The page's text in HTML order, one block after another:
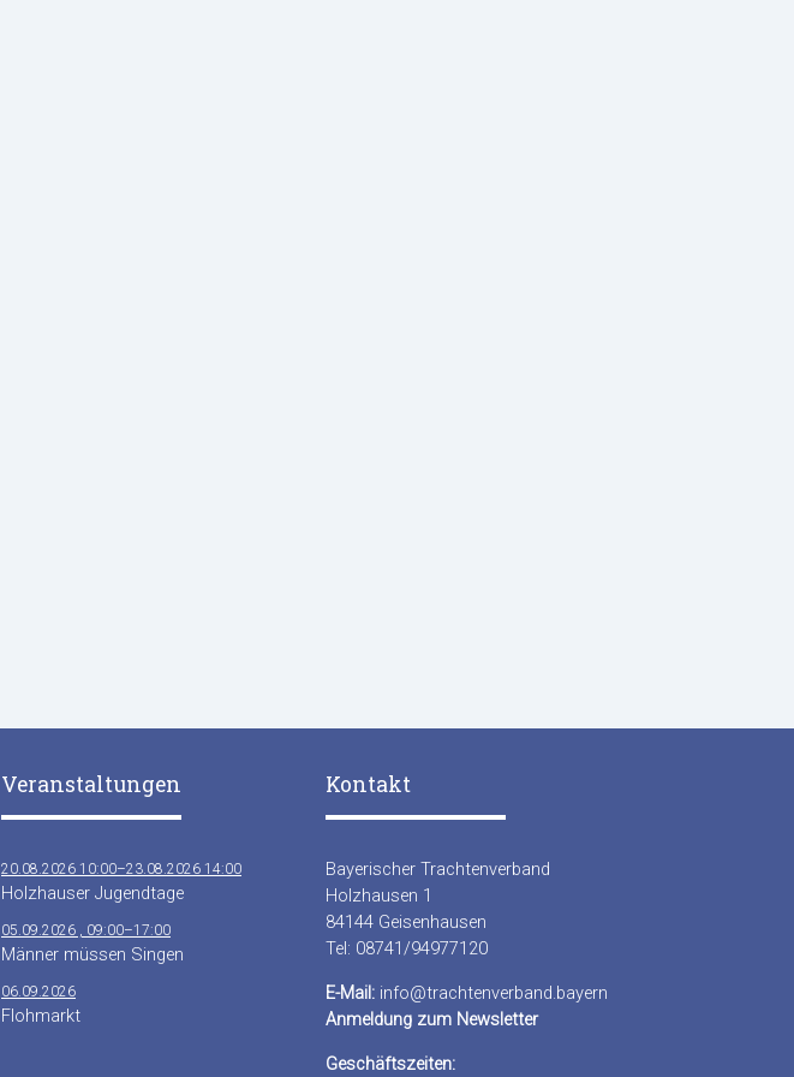
Veranstaltungen
20.08.2026 10:00–23.08.2026 14:00
Holzhauser Jugendtage
05.09.2026 , 09:00–17:00
Männer müssen Singen
06.09.2026
Flohmarkt
Kontakt
Bayerischer Trachtenverband
Holzhausen 1
84144 Geisenhausen
Tel: 08741/94977120
E-Mail: info@trachtenverband.bayern
Anmeldung zum Newsletter
Geschäftszeiten: